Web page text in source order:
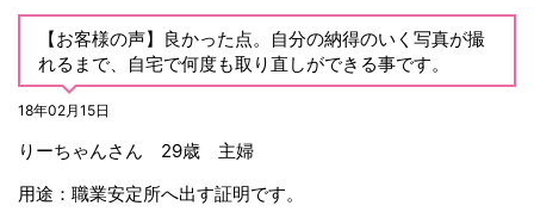
【お客様の声】良かった点。自分の納得のいく写真が撮
れるまで、自宅で何度も取り直しができる事です。
18年02月15日
りーちゃんさん 29歳 主婦
用途：職業安定所へ出す証明です。